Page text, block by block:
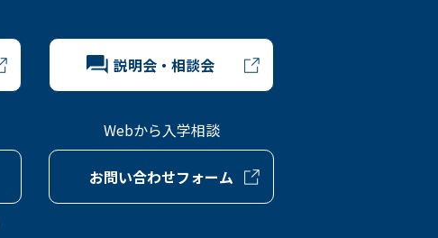
説明会・相談会
Webから入学相談
お問い合わせフォーム